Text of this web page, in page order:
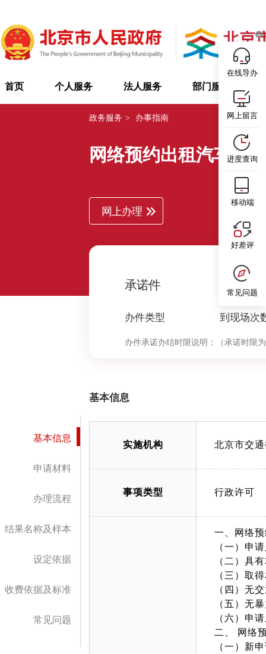
首页 个人服务 法人服务 部门服务
政务服务 > 办事指南
网络预约出租汽车驾
网上办理
承诺件
办件类型
0
到现场次
办件承诺办结时限说明： （承诺时限
基本信息
申请材料
办理流程
结果名称及样本
设定依据
收费依据及标准
常见问题
基本信息
实施机构 北京市交
事项类型 行政许可
一、网络
（一）申
（二）具
（三）取
（四）无
（五）无
（六）申
二、 网络
（一）新
在线导办
网上留言
进度查询
移动端
好差评
常见问题